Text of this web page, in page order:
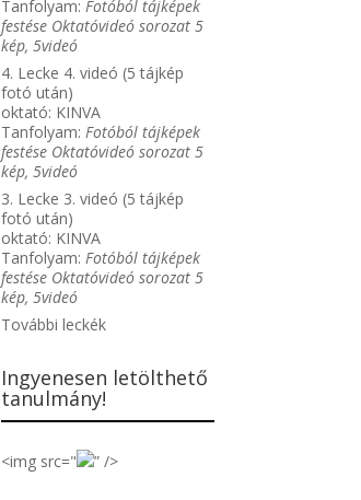
Tanfolyam:Fotóból tájképek
festése Oktatóvideó sorozat 5
kép, 5videó
4. Lecke 4. videó (5 tájkép
fotó után)
oktató: KINVA
Tanfolyam:Fotóból tájképek
festése Oktatóvideó sorozat 5
kép, 5videó
3. Lecke 3. videó (5 tájkép
fotó után)
oktató: KINVA
Tanfolyam:Fotóból tájképek
festése Oktatóvideó sorozat 5
kép, 5videó
További leckék
Ingyenesen letölthető
tanulmány!
<img src=" ” />